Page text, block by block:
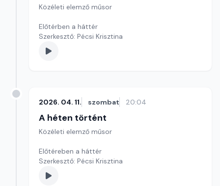
Közéleti elemző műsor
Előtérben a háttér
Szerkesztő: Pécsi Krisztina
2026. 04. 11. szombat 20:04
A héten történt
Közéleti elemző műsor
Előtéreben a háttér
Szerkesztő: Pécsi Krisztina